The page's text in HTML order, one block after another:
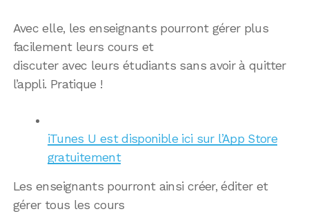
Avec elle, les enseignants pourront gérer plus
facilement leurs cours et
discuter avec leurs étudiants sans avoir à quitter
l’appli. Pratique !
iTunes U est disponible ici sur l’App Store
gratuitement
Les enseignants pourront ainsi créer, éditer et
gérer tous les cours